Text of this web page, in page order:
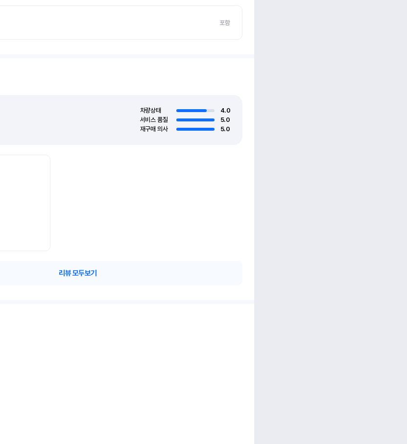
포함
차량상태
4.0
서비스 품질
5.0
재구매 의사
5.0
리뷰 모두보기